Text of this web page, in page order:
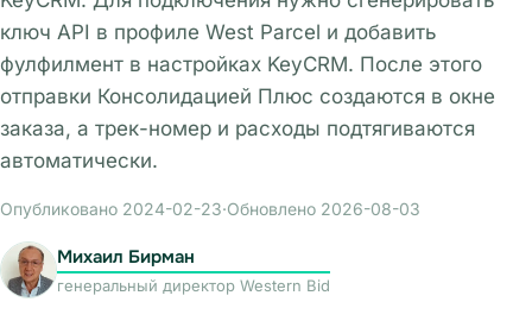
ключ API в профиле West Parcel и добавить
фулфилмент в настройках KeyCRM. После этого
отправки Консолидацией Плюс создаются в окне
заказа, а трек-номер и расходы подтягиваются
автоматически.
Опубликовано 2024-02-23·Обновлено 2026-08-03
Михаил Бирман
генеральный директор Western Bid